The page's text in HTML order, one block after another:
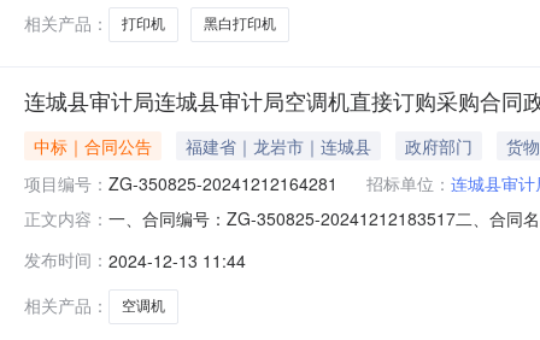
相关产品：
打印机 黑白打印机
连城县审计局连城县审计局空调机直接订购采购合同
中标｜合同公告 福建省｜龙岩市｜连城县 政府部门
货物
项目编号： ZG-350825-20241212164281 招标单位： 连城县审计
正文内容： 一、合同编号：ZG-350825-20241212183517二、合同
新罗区西陂街道龙岩大道388号万宝广场A1幢823-2联系
发布时间： 2024-12-13 11:44
相关产品：
空调机